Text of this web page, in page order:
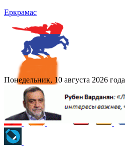
Еркрамас
Понедельник, 10 августа 2026 года